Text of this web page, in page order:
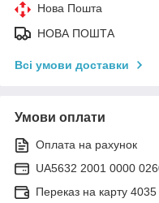
Нова Пошта
НОВА ПОШТА
Всі умови доставки
Умови оплати
Оплата на рахунок
UA5632 2001 0000
Переказ на карту